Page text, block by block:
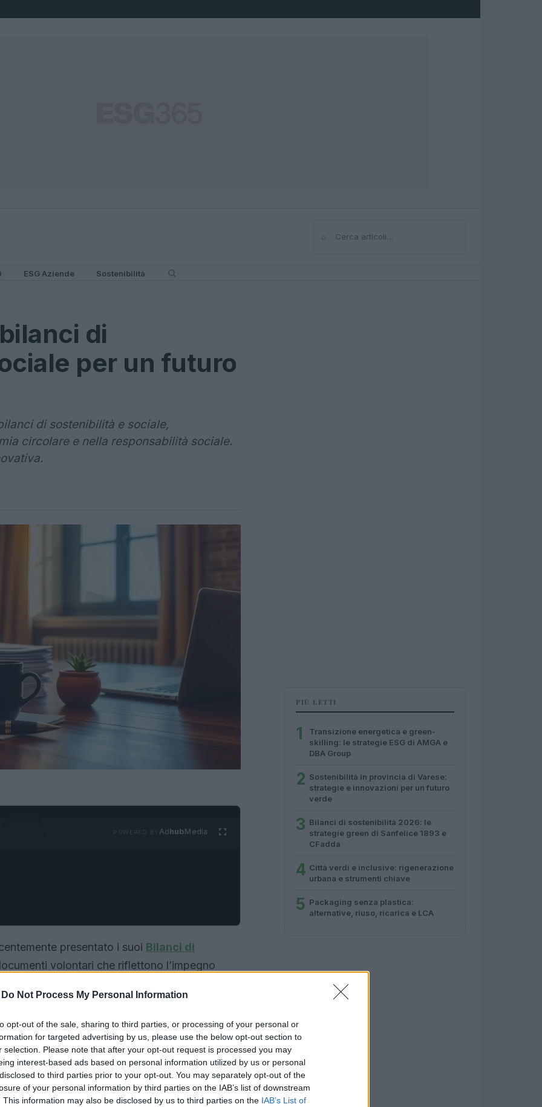
Do Not Process My Personal Information
opt-out of the sale, sharing to third parties, or processing of your personal or
for targeted advertising by us, please use the below opt-out section to
selection. Please note that after your opt-out request is processed you may
interest-based ads based on personal information utilized by us or personal
to third parties prior to your opt-out. You may separately opt-out of the
of your personal information by third parties on the IAB’s list of downstream
This information may also be disclosed by us to third parties on the IAB’s List of
⌕Cerca
ESG Aziende Sostenibilità
di
per un futuro
di sostenibilità e sociale,
circolare e nella responsabilità sociale.
AdhubMedia
presentato i suoi Bilanci di
volontari che riflettono l’impegno
di Palazzo Cesaroni a Perugia, alla
del settore.
PIÙ LETTI
1
Transizione energetica e green-
skilling: le strategie ESG di AMGA e
DBA Group
2 Sostenibilità in provincia di Varese:
strategie e innovazioni per un futuro
verde
3 Bilanci di sostenibilità 2026: le
strategie green di Sanfelice 1893 e
CFadda
4 Città verdi e inclusive: rigenerazione
urbana e strumenti chiave
5 Packaging senza plastica:
alternative, riuso, ricarica e LCA